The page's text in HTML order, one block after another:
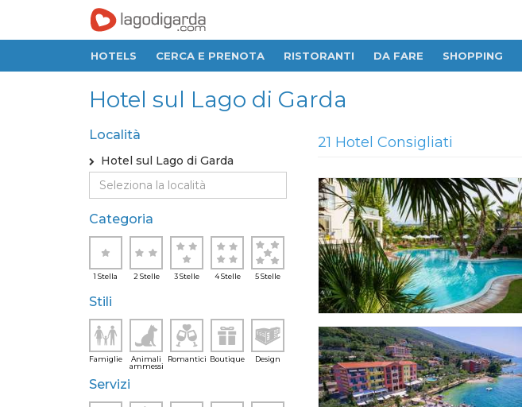
HOTELS CERCA E PRENOTA RISTORANTI DA FARE SHOPPING
Hotel sul Lago di Garda
Località
Hotel sul Lago di Garda
Categoria
1 Stella 2 Stelle 3 Stelle 4 Stelle 5 Stelle
Stili
Famiglie
Animali
ammessi
Romantici Boutique Design
Servizi
21 Hotel Consigliati